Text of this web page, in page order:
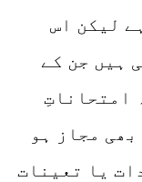
لیکن اس
ہیں جن کے
امتحاناتِ
مجاز ہو
یا تعینات